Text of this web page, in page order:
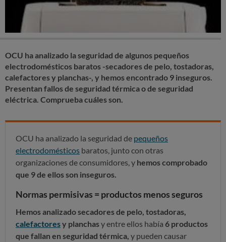
OCU ha analizado la seguridad de algunos pequeños
electrodomésticos baratos -secadores de pelo, tostadoras,
calefactores y planchas-, y hemos encontrado 9 inseguros.
Presentan fallos de seguridad térmica o de seguridad
eléctrica. Comprueba cuáles son.
OCU ha analizado la seguridad de pequeños
electrodomésticos baratos, junto con otras
organizaciones de consumidores, y hemos comprobado
que 9 de ellos son inseguros.
Normas permisivas = productos menos seguros
Hemos analizado secadores de pelo, tostadoras,
calefactoresy planchasy entre ellos había 6 productos
que fallan en seguridad térmica, y pueden causar